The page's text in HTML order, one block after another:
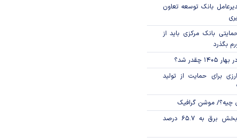
بانک توسعه تعاون
بانک مرکزی باید از
بگذرد
چقدر شد؟
برای حمایت از تولید
چیه؟/ موشن گرافیک
تورم فصلی بخش برق به ۶۵.۷ درصد